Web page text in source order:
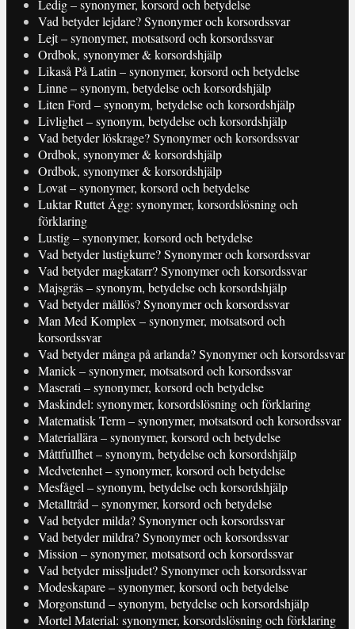
Ledig – synonymer, korsord och betydelse
Vad betyder lejdare? Synonymer och korsordssvar
Lejt – synonymer, motsatsord och korsordssvar
Ordbok, synonymer & korsordshjälp
Likaså På Latin – synonymer, korsord och betydelse
Linne – synonym, betydelse och korsordshjälp
Liten Ford – synonym, betydelse och korsordshjälp
Livlighet – synonym, betydelse och korsordshjälp
Vad betyder löskrage? Synonymer och korsordssvar
Ordbok, synonymer & korsordshjälp
Ordbok, synonymer & korsordshjälp
Lovat – synonymer, korsord och betydelse
Luktar Ruttet Ägg: synonymer, korsordslösning och
förklaring
Lustig – synonymer, korsord och betydelse
Vad betyder lustigkurre? Synonymer och korsordssvar
Vad betyder magkatarr? Synonymer och korsordssvar
Majsgräs – synonym, betydelse och korsordshjälp
Vad betyder mållös? Synonymer och korsordssvar
Man Med Komplex – synonymer, motsatsord och
korsordssvar
Vad betyder många på arlanda? Synonymer och korsordssvar
Manick – synonymer, motsatsord och korsordssvar
Maserati – synonymer, korsord och betydelse
Maskindel: synonymer, korsordslösning och förklaring
Matematisk Term – synonymer, motsatsord och korsordssvar
Materiallära – synonymer, korsord och betydelse
Måttfullhet – synonym, betydelse och korsordshjälp
Medvetenhet – synonymer, korsord och betydelse
Mesfågel – synonym, betydelse och korsordshjälp
Metalltråd – synonymer, korsord och betydelse
Vad betyder milda? Synonymer och korsordssvar
Vad betyder mildra? Synonymer och korsordssvar
Mission – synonymer, motsatsord och korsordssvar
Vad betyder missljudet? Synonymer och korsordssvar
Modeskapare – synonymer, korsord och betydelse
Morgonstund – synonym, betydelse och korsordshjälp
Mortel Material: synonymer, korsordslösning och förklaring